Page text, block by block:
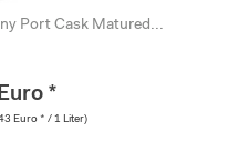
Port Cask Matured...
*
Euro * / 1 Liter)